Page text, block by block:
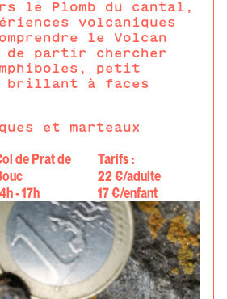
le Plomb du cantal,
volcaniques
le Volcan
de partir chercher
petit
à faces
et marteaux
de Prat de
- 17h
Tarifs :
22 €/adulte
17 €/enfant